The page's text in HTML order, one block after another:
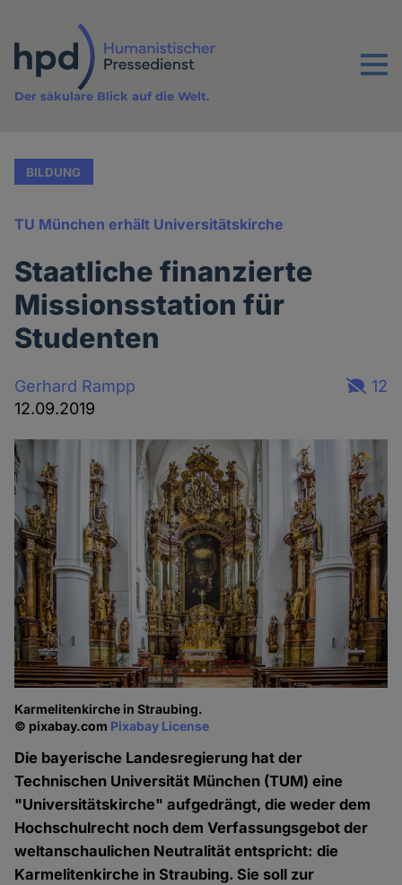
Inhalt
Menu
Der säkulare Blick auf die Welt.
BILDUNG
TU München erhält Universitätskirche
Staatliche finanzierte
Missionsstation für
Studenten
Gerhard Rampp
12.09.2019
12
Karmelitenkirche in Straubing.
© pixabay.com Pixabay License
Die bayerische Landesregierung hat der
Technischen Universität München (TUM) eine
"Universitätskirche" aufgedrängt, die weder dem
Hochschulrecht noch dem Verfassungsgebot der
weltanschaulichen Neutralität entspricht: die
Karmelitenkirche in Straubing. Sie soll zur